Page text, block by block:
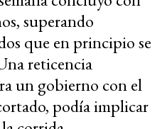
superando
que en principio se
reticencia
un gobierno con el
podía implicar